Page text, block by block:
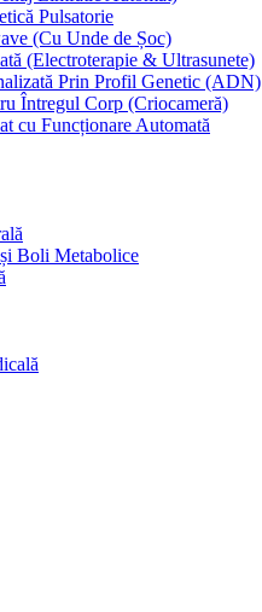
Pulsatorie
(Cu Unde de Șoc)
(Electroterapie & Ultrasunete)
Prin Profil Genetic (ADN)
Întregul Corp (Criocameră)
cu Funcționare Automată
Boli Metabolice